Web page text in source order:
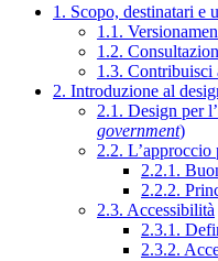
1. Scopo, destinatari e
1.1.
1.2.
1.3. Contribuisci
2. Introduzione al
2.1. Design per
government)
2.2. L’approccio
2.2.1.
2.2.2.
2.3. Accessibilità
2.3.1.
2.3.2.